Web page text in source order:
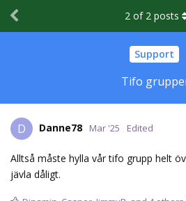
Support
Tifo
2 of 2 posts
D Danne78 Mar '25 Edited
Alltså måste hylla vår tifo grupp helt
jävla dåligt.